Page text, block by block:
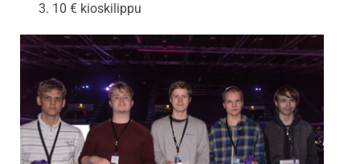
10 € kioskilippu